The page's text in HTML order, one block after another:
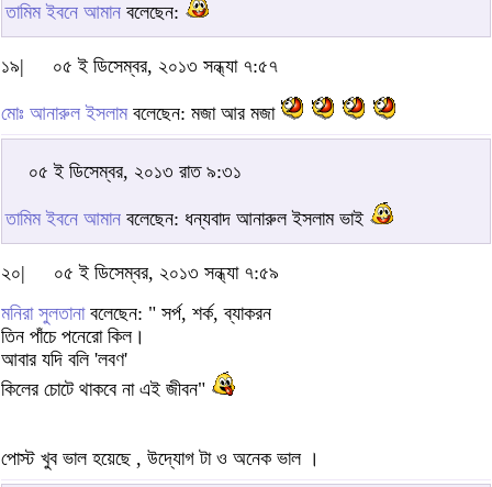
তামিম ইবনে আমান বলেছেন:
১৯| ০৫ ই ডিসেম্বর, ২০১৩ সন্ধ্যা ৭:৫৭
মোঃ আনারুল ইসলামবলেছেন: মজা আর মজা
০৫ ই ডিসেম্বর, ২০১৩ রাত ৯:৩১
তামিম ইবনে আমান বলেছেন: ধন্যবাদ আনারুল ইসলাম ভাই
২০|
০৫ ই ডিসেম্বর, ২০১৩ সন্ধ্যা ৭:৫৯
মনিরা সুলতানাবলেছেন: " সর্প, শর্ক, ব্যাকরন
তিন পাঁচে পনেরো কিল।
আবার যদি বলি 'লবণ'
কিলের চোটে থাকবে না এই জীবন"
পোস্ট খুব ভাল হয়েছে , উদ্যোগ টা ও অনেক ভাল ।